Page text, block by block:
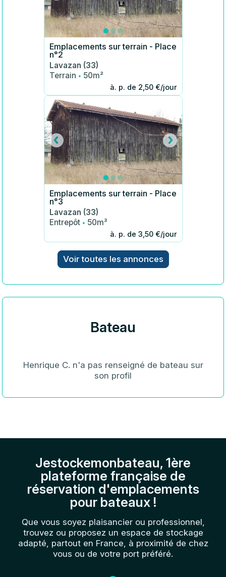
Emplacements sur terrain - Place
n°2
Lavazan (33)
Terrain · 50m²
à. p. de 2,50 €/jour
Emplacements sur terrain - Place
n°3
Lavazan (33)
Entrepôt · 50m²
à. p. de 3,50 €/jour
Voir toutes les annonces
Bateau
Henrique C. n'a pas renseigné de bateau sur
son profil
Jestockemonbateau, 1ère
plateforme française de
réservation d'emplacements
pour bateaux !
Que vous soyez plaisancier ou professionnel,
trouvez ou proposez un espace de stockage
adapté, partout en France, à proximité de chez
vous ou de votre port préféré.